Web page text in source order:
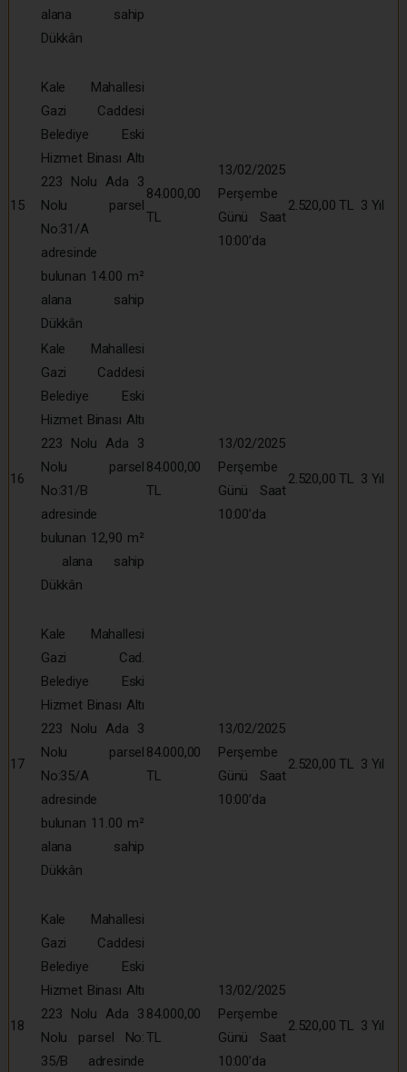
alana sahip
Dükkân
15
Kale Mahallesi
Gazi Caddesi
Belediye Eski
Hizmet Binası Altı
223 Nolu Ada 3
Nolu parsel
No:31/A
adresinde
bulunan 14.00 m²
alana sahip
Dükkân
84.000,00
TL
13/02/2025
Perşembe
Günü Saat
10:00’da
2.520,00 TL 3 Yıl
16
Kale Mahallesi
Gazi Caddesi
Belediye Eski
Hizmet Binası Altı
223 Nolu Ada 3
Nolu parsel
No:31/B
adresinde
bulunan 12,90 m²
alana sahip
Dükkân
84.000,00
TL
13/02/2025
Perşembe
Günü Saat
10:00’da
2.520,00 TL 3 Yıl
17
Kale Mahallesi
Gazi Cad.
Belediye Eski
Hizmet Binası Altı
223 Nolu Ada 3
Nolu parsel
No:35/A
adresinde
bulunan 11.00 m²
alana sahip
Dükkân
84.000,00
TL
13/02/2025
Perşembe
Günü Saat
10:00’da
2.520,00 TL 3 Yıl
18
Kale Mahallesi
Gazi Caddesi
Belediye Eski
Hizmet Binası Altı
223 Nolu Ada 3
Nolu parsel No:
35/B adresinde
84.000,00
TL
13/02/2025
Perşembe
Günü Saat
10:00’da
2.520,00 TL 3 Yıl